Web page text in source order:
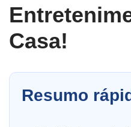
Casa!
Resumo